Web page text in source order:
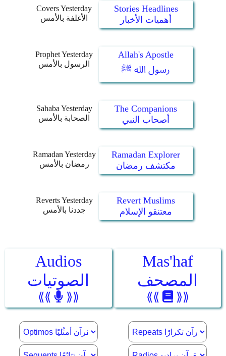
Covers Yesterday
الأغلفة بالأمس
Stories Headlines
أهميات الأخبار
Prophet Yesterday
الرسول بالأمس
Allah's Apostle
رسول الله ﷺ
Sahaba Yesterday
الصحابة بالأمس
The Companions
أصحاب النبي
Ramadan Yesterday
رمضان بالأمس
Ramadan Explorer
مكتشف رمضان
Reverts Yesterday
جددنا بالأمس
Revert Muslims
معتنقو الإسلام
Audios
الصوتيات
⟪⟪ ⟫⟫
Mas'haf
المصحف
⟪⟪ ⟫⟫